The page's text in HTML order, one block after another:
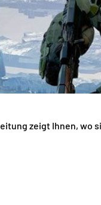
zeigt Ihnen, wo